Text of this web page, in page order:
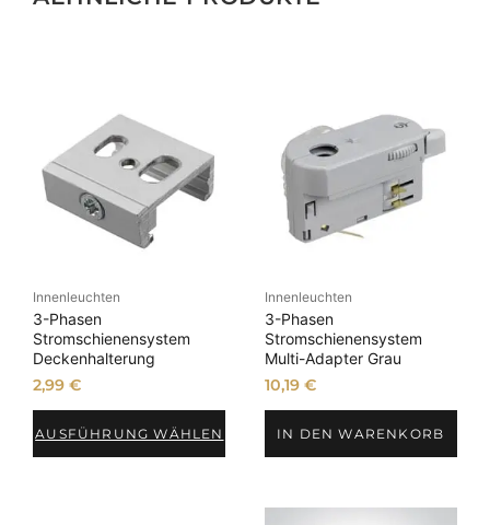
Innenleuchten
3-Phasen
Stromschienensystem
Deckenhalterung
2,99€
AUSFÜHRUNG WÄHLEN
Innenleuchten
3-Phasen
Stromschienensystem
Multi-Adapter Grau
10,19 €
IN DEN WARENKORB